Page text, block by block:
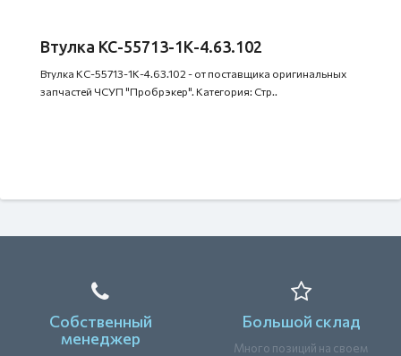
Втулка КС-55713-1К-4.63.102
Втулка КС-55713-1К-4.63.102 - от поставщика оригинальных
запчастей ЧСУП "Пробрэкер". Категория: Стр..
Собственный
менеджер
Большой склад
Много позиций на своем